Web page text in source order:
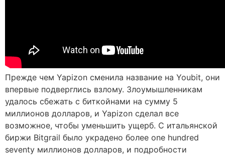
Прежде чем Yapizon сменила название на Youbit, они
впервые подверглись взлому. Злоумышленникам
удалось сбежать с биткойнами на сумму 5
миллионов долларов, и Yapizon сделал все
возможное, чтобы уменьшить ущерб. С итальянской
биржи Bitgrail было украдено более one hundred
seventy миллионов долларов, и подробности